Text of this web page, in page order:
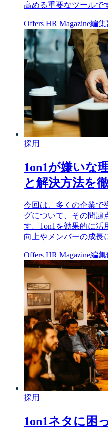
高める重要なツールで
Offers HR Magazine編集
採用
1on1が嫌いな
と解決方法を
今回は、多くの企業で
グについて、その問題
す。1on1を効果的に活
向上やメンバーの成長
Offers HR Magazine編集
採用
1on1ネタに困